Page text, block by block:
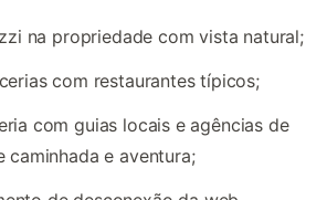
na propriedade com vista natural;
com restaurantes típicos;
com guias locais e agências de
caminhada e aventura;